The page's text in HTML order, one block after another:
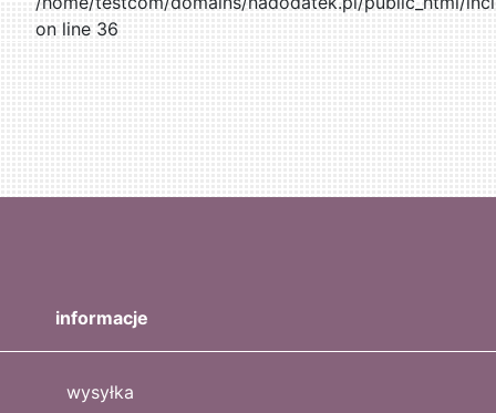
on line 36
informacje
wysyłka